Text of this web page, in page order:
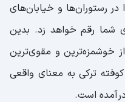
رستوران‌ها و خیابان‌های
شما رقم خواهد زد. بدین
خوشمزه‌ترین و مقوی‌ترین
ترکی به معنای واقعی
است.